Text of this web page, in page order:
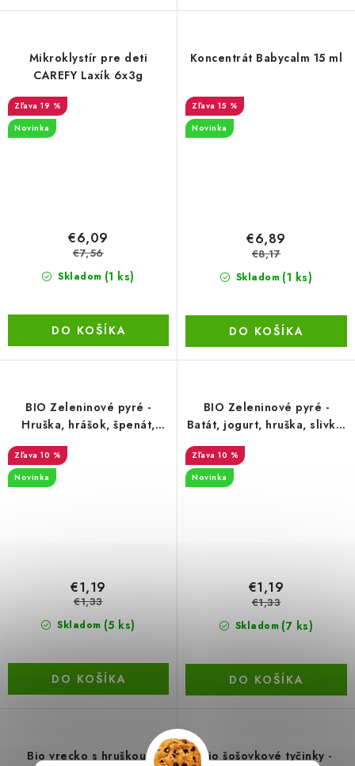
Mikroklystír pre deti
CAREFY Laxík 6x3g
19 %
Novinka
Skladom (1 ks)
€6,09
€7,56
DO KOŠÍKA
Koncentrát Babycalm 15 ml
15 %
Novinka
Skladom (1 ks)
€6,89
€8,17
DO KOŠÍKA
BIO Zeleninové pyré -
Hruška, hrášok, špenát,
mesiac, 100 g
10 %
Novinka
Skladom (5 ks)
€1,19
€1,33
DO KOŠÍKA
BIO Zeleninové pyré -
Batát, jogurt, hruška, slivka,
10 %
Novinka
Skladom (7 ks)
€1,19
€1,33
DO KOŠÍKA
Bio vrecko s hruškou,
Bio šošovkové tyčinky -